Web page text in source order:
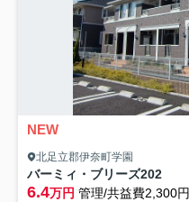
NEW
北足立郡伊奈町学園
バーミィ・ブリーズ202
6.4万円 管理/共益費2,300円